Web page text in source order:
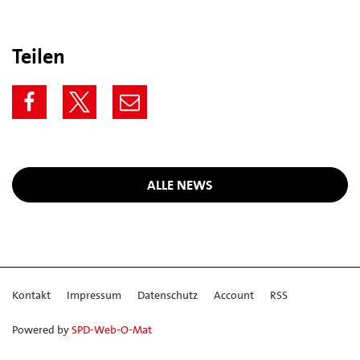
Teilen
ALLE NEWS
Kontakt Impressum Datenschutz Account RSS
Powered bySPD-Web-O-Mat